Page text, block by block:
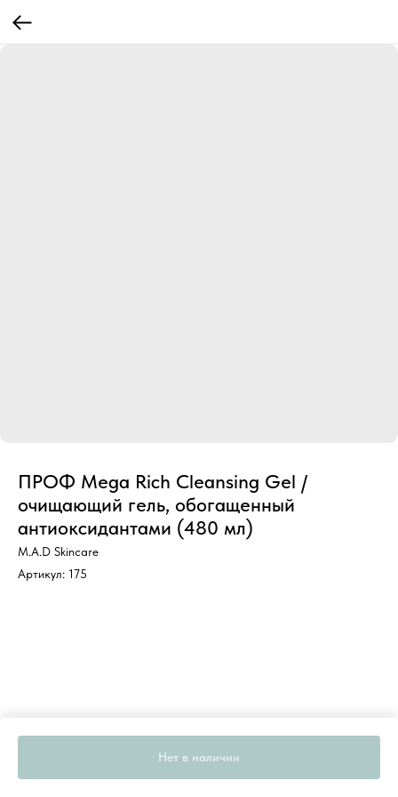
ПРОФ Mega Rich Cleansing Gel /
очищающий гель, обогащенный
антиоксидантами (480 мл)
M.A.D Skincare
Артикул: 175
Нет в наличии